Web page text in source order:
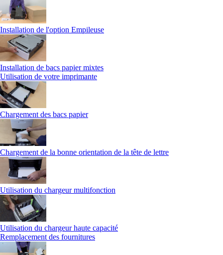
Installation de l'option Empileuse
Installation de bacs papier mixtes
Utilisation de votre imprimante
Chargement des bacs papier
Chargement de la bonne orientation de la tête de lettre
Utilisation du chargeur multifonction
Utilisation du chargeur haute capacité
Remplacement des fournitures